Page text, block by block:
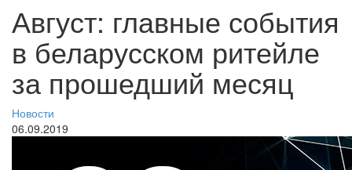
Август: главные события
в беларусском ритейле
за прошедший месяц
Новости
06.09.2019